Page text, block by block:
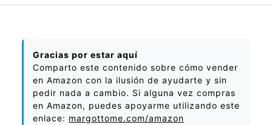
Gracias por estar aquí
Comparto este contenido sobre cómo vender
en Amazon con la ilusión de ayudarte y sin
pedir nada a cambio. Si alguna vez compras
en Amazon, puedes apoyarme utilizando este
enlace: margottome.com/amazon